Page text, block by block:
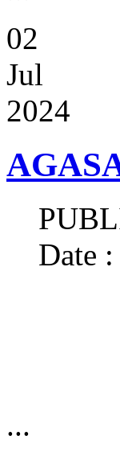
02
Jul
2024
Date
...